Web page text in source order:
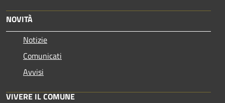
NOVITÀ
Notizie
Comunicati
Avvisi
VIVERE IL COMUNE